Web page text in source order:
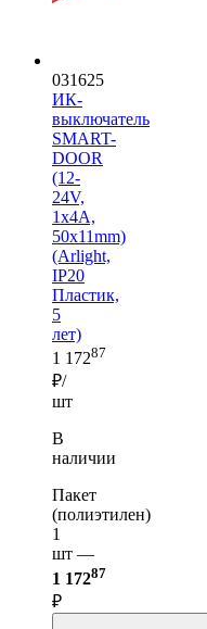
031625
ИК-
выключатель
SMART-
DOOR
(12-
24V,
1х4А,
50x11mm)
(Arlight,
IP20
Пластик,
5
лет)
1 17287
₽/
шт
В
наличии
Пакет
(полиэтилен)
1
шт —
1 17287
₽